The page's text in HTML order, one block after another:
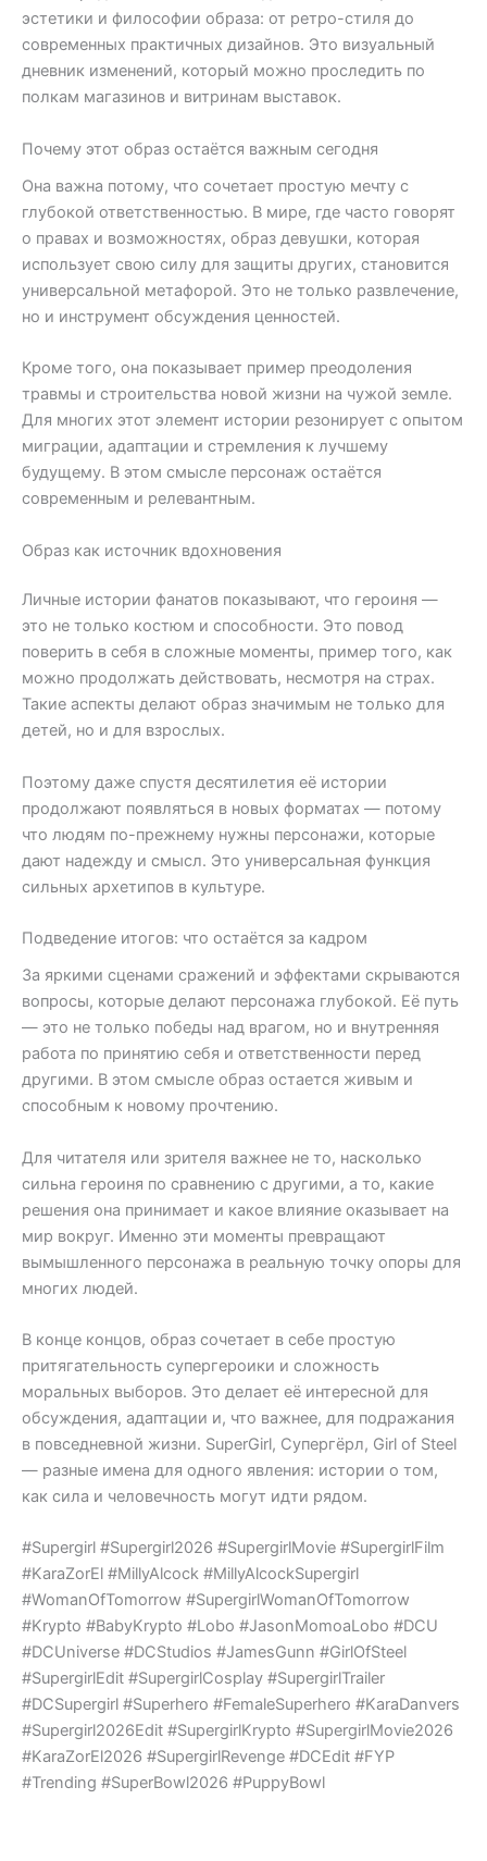
эстетики и философии образа: от ретро-стиля до
современных практичных дизайнов. Это визуальный
дневник изменений, который можно проследить по
полкам магазинов и витринам выставок.
Почему этот образ остаётся важным сегодня
Она важна потому, что сочетает простую мечту с
глубокой ответственностью. В мире, где часто говорят
о правах и возможностях, образ девушки, которая
использует свою силу для защиты других, становится
универсальной метафорой. Это не только развлечение,
но и инструмент обсуждения ценностей.
Кроме того, она показывает пример преодоления
травмы и строительства новой жизни на чужой земле.
Для многих этот элемент истории резонирует с опытом
миграции, адаптации и стремления к лучшему
будущему. В этом смысле персонаж остаётся
современным и релевантным.
Образ как источник вдохновения
Личные истории фанатов показывают, что героиня —
это не только костюм и способности. Это повод
поверить в себя в сложные моменты, пример того, как
можно продолжать действовать, несмотря на страх.
Такие аспекты делают образ значимым не только для
детей, но и для взрослых.
Поэтому даже спустя десятилетия её истории
продолжают появляться в новых форматах — потому
что людям по-прежнему нужны персонажи, которые
дают надежду и смысл. Это универсальная функция
сильных архетипов в культуре.
Подведение итогов: что остаётся за кадром
За яркими сценами сражений и эффектами скрываются
вопросы, которые делают персонажа глубокой. Её путь
— это не только победы над врагом, но и внутренняя
работа по принятию себя и ответственности перед
другими. В этом смысле образ остается живым и
способным к новому прочтению.
Для читателя или зрителя важнее не то, насколько
сильна героиня по сравнению с другими, а то, какие
решения она принимает и какое влияние оказывает на
мир вокруг. Именно эти моменты превращают
вымышленного персонажа в реальную точку опоры для
многих людей.
В конце концов, образ сочетает в себе простую
притягательность супергероики и сложность
моральных выборов. Это делает её интересной для
обсуждения, адаптации и, что важнее, для подражания
в повседневной жизни. SuperGirl, Супергёрл, Girl of Steel
— разные имена для одного явления: истории о том,
как сила и человечность могут идти рядом.
#Supergirl #Supergirl2026 #SupergirlMovie #SupergirlFilm
#KaraZorEl #MillyAlcock #MillyAlcockSupergirl
#WomanOfTomorrow #SupergirlWomanOfTomorrow
#Krypto #BabyKrypto #Lobo #JasonMomoaLobo #DCU
#DCUniverse #DCStudios #JamesGunn #GirlOfSteel
#SupergirlEdit #SupergirlCosplay #SupergirlTrailer
#DCSupergirl #Superhero #FemaleSuperhero #KaraDanvers
#Supergirl2026Edit #SupergirlKrypto #SupergirlMovie2026
#KaraZorEl2026 #SupergirlRevenge #DCEdit #FYP
#Trending #SuperBowl2026 #PuppyBowl